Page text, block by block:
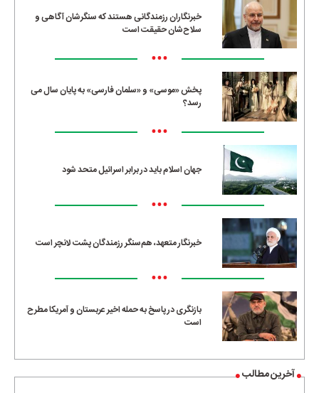
خبرنگاران رزمندگانی هستند که سنگرشان آگاهی و
سلاح‌شان حقیقت است
•••
پخش «موسی» و «سلمان فارسی» به پایان سال می
رسد؟
•••
جهان اسلام باید در برابر اسرائیل متحد شود
•••
خبرنگار متعهد، هم‌سنگر رزمندگان پشت لانچر است
•••
بازنگری در پاسخ به حمله اخیر عربستان و آمریکا مطرح
است
آخرین مطالب